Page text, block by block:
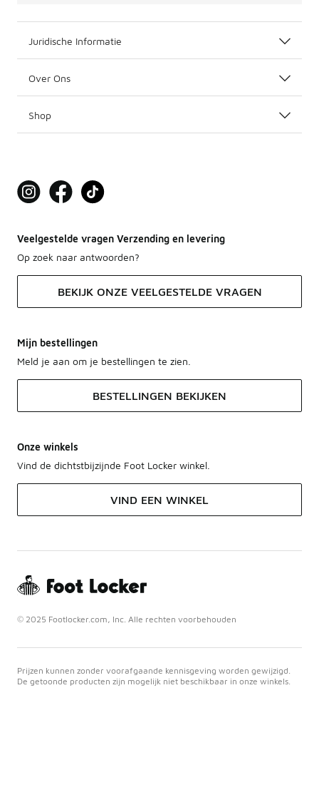
Juridische Informatie
Over Ons
Shop
Veelgestelde vragen Verzending en levering
Op zoek naar antwoorden?
BEKIJK ONZE VEELGESTELDE VRAGEN
Mijn bestellingen
Meld je aan om je bestellingen te zien.
BESTELLINGEN BEKIJKEN
Onze winkels
Vind de dichtstbijzijnde Foot Locker winkel.
VIND EEN WINKEL
© 2025 Footlocker.com, Inc. Alle rechten voorbehouden
Prijzen kunnen zonder voorafgaande kennisgeving worden gewijzigd.
De getoonde producten zijn mogelijk niet beschikbaar in onze winkels.